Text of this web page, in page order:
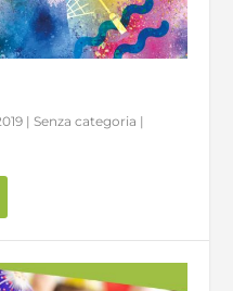
|Senza categoria |